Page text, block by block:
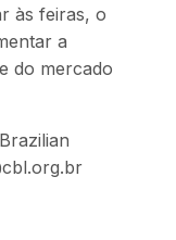
às feiras, o
a
do mercado